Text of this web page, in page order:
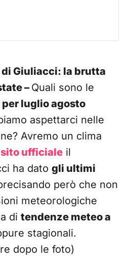
Giuliacci: la brutta
– Quali sono le
luglio agosto
aspettarci nelle
Avremo un clima
ufficiale il
ha dato gli ultimi
però che non
meteorologiche
di tendenze meteo a
stagionali.
dopo le foto)